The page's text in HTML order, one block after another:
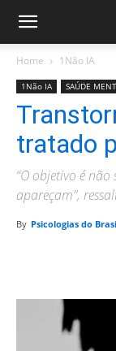
Home 1Não IA
1Não IA SAÚDE
tratado
“O objetivo é
apareçam”,
By Psicologias do